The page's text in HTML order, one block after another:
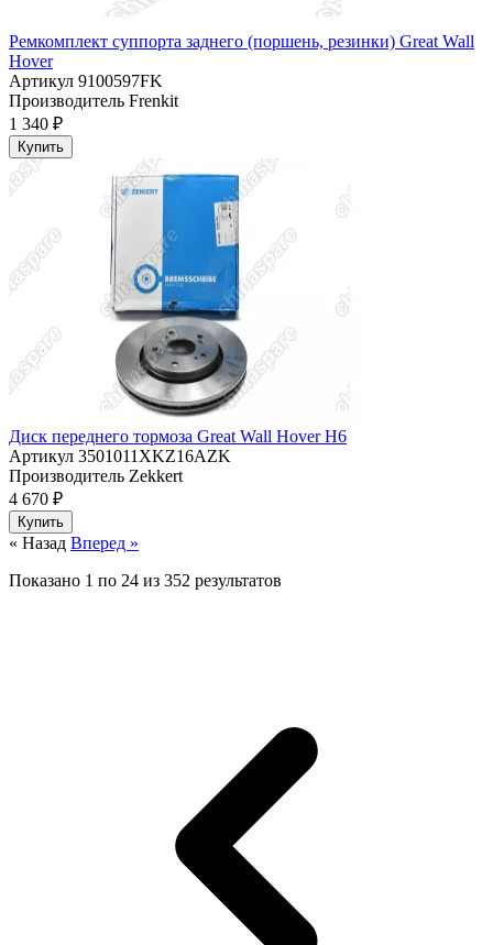
Ремкомплект суппорта заднего (поршень, резинки) Great Wall
Hover
Артикул 9100597FK
Производитель Frenkit
1 340 ₽
Купить
Диск переднего тормоза Great Wall Hover H6
Артикул 3501011XKZ16AZK
Производитель Zekkert
4 670 ₽
Купить
« Назад Вперед »
Показано 1 по 24 из 352 результатов